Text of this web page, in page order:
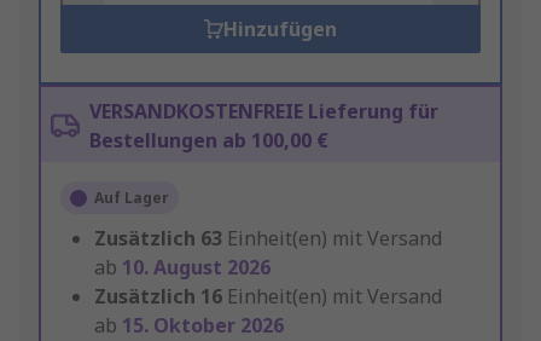
Hinzufügen
VERSANDKOSTENFREIE Lieferung für
Bestellungen ab 100,00 €
Auf Lager
Zusätzlich 63 Einheit(en) mit Versand
ab 10. August 2026
Zusätzlich 16 Einheit(en) mit Versand
ab 15. Oktober 2026